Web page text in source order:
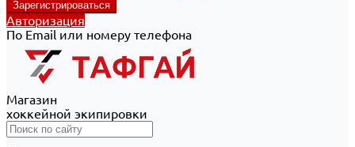
Авторизация
По Email или номеру телефона
Магазин
хоккейной экипировки